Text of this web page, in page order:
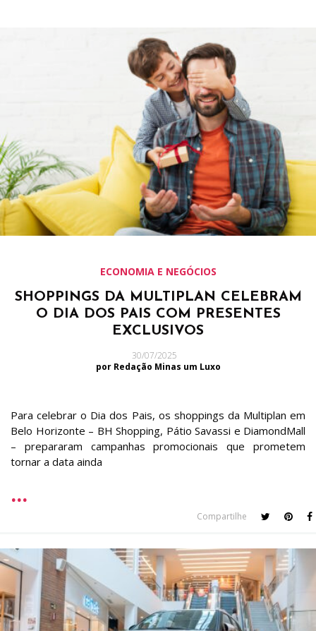
ECONOMIA E NEGÓCIOS
SHOPPINGS DA MULTIPLAN CELEBRAM
O DIA DOS PAIS COM PRESENTES
EXCLUSIVOS
30/07/2025
por Redação Minas um Luxo
Para celebrar o Dia dos Pais, os shoppings da Multiplan em
Belo Horizonte – BH Shopping, Pátio Savassi e DiamondMall
– prepararam campanhas promocionais que prometem
tornar a data ainda
Compartilhe